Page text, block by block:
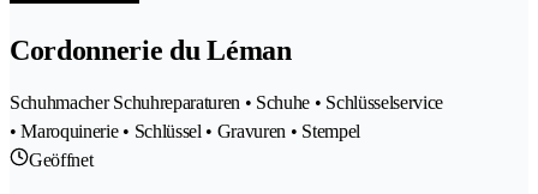
Cordonnerie du Léman
Schuhmacher Schuhreparaturen • Schuhe • Schlüsselservice
• Maroquinerie • Schlüssel • Gravuren • Stempel
Geöffnet